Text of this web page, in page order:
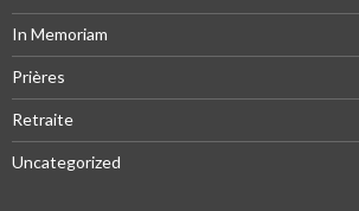
In Memoriam
Prières
Retraite
Uncategorized